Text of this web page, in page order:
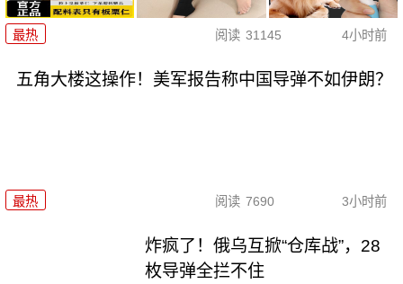
最热 阅读 31145 4小时前
五角大楼这操作！美军报告称中国导弹不如伊朗？
最热 阅读 7690 3小时前
炸疯了！俄乌互掀“仓库战”，28
枚导弹全拦不住